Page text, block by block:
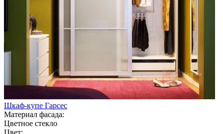
Шкаф-купе Гарсес
Материал фасада:
Цветное стекло
Цвет: